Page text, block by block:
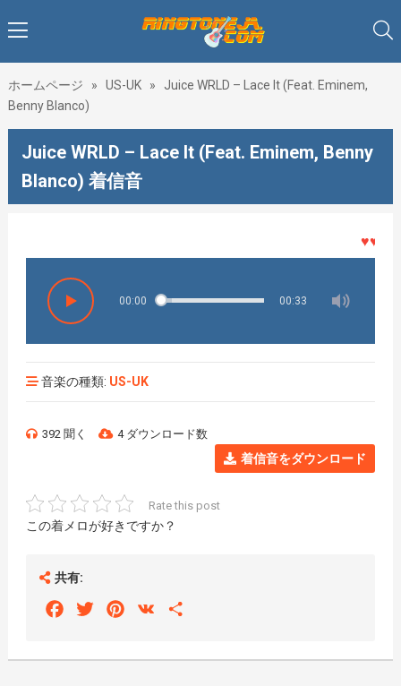
ホームページ » US-UK »
Juice WRLD – Lace It (Feat. Eminem,
Benny Blanco)
Juice WRLD – Lace It (Feat. Eminem, Benny
Blanco) 着信音
♥♥♥着
00:00 00:33
音楽の種類: US-UK
392 聞く 4 ダウンロード数
着信音をダウンロード
Rate this post
この着メロが好きですか？
共有:
FacebookTwitterPinterest
VK